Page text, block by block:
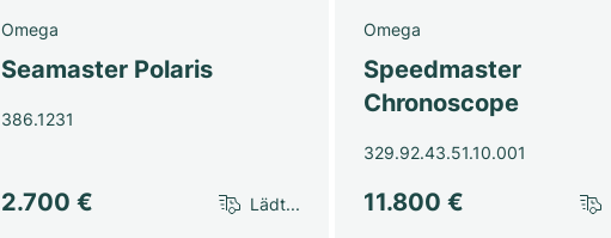
Omega
Seamaster Polaris
386.1231
2.700 € Lädt...
Omega
Speedmaster
Chronoscope
329.92.43.51.10.001
11.800 €